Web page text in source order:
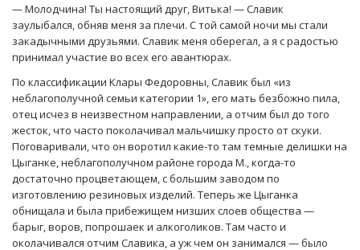
— Молодчина! Ты настоящий друг, Витька! — Славик
заулыбался, обняв меня за плечи. С той самой ночи мы стали
закадычными друзьями. Славик меня оберегал, а я с радостью
принимал участие во всех его авантюрах.
По классификации Клары Федоровны, Славик был «из
неблагополучной семьи категории 1», его мать безбожно пила,
отец исчез в неизвестном направлении, а отчим был до того
жесток, что часто поколачивал мальчишку просто от скуки.
Поговаривали, что он воротил какие-то там темные делишки на
Цыганке, неблагополучном районе города М., когда-то
достаточно процветающем, с большим заводом по
изготовлению резиновых изделий. Теперь же Цыганка
обнищала и была прибежищем низших слоев общества —
барыг, воров, попрошаек и алкоголиков. Там часто и
околачивался отчим Славика, а уж чем он занимался — было